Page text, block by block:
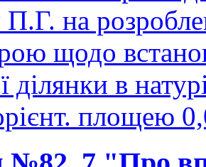
на
щодо
ділянки в
площею